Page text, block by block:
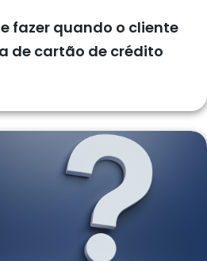
fazer quando o cliente
de cartão de crédito